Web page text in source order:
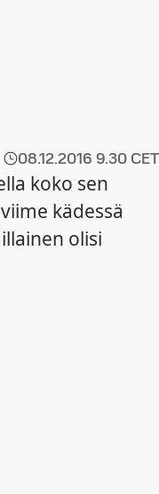
08.12.2016 9.30 CET
koko sen
kädessä
olisi